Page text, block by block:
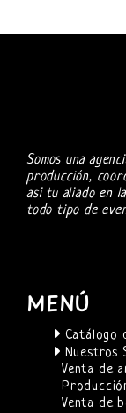
Somos una
producción,
asi tu aliado en
todo tipo de
MENÚ
Catálogo
Nuestros
Venta de
Venta de